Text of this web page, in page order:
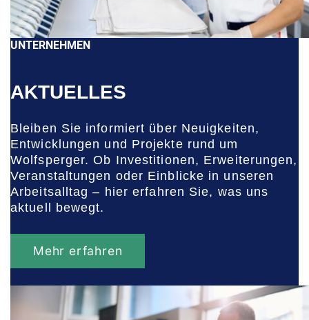
UNTERNEHMEN
AKTUELLES
Bleiben Sie informiert über Neuigkeiten,
Entwicklungen und Projekte rund um
Wolfsperger. Ob Investitionen, Erweiterungen,
Veranstaltungen oder Einblicke in unseren
Arbeitsalltag – hier erfahren Sie, was uns
aktuell bewegt.
Mehr erfahren